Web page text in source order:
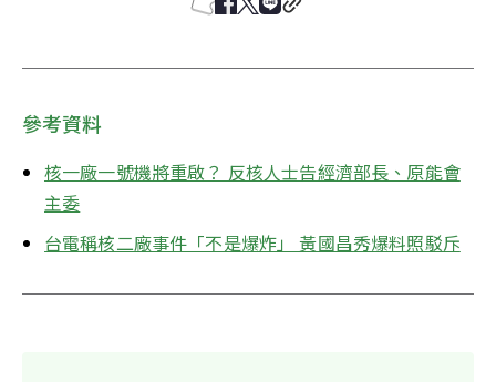
參考資料
核一廠一號機將重啟？ 反核人士告經濟部長、原能會
主委
台電稱核二廠事件「不是爆炸」 黃國昌秀爆料照駁斥